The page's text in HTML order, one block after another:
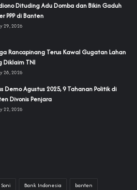
Dituding Adu Domba dan Bikin Gaduh
PPP di Banten
29, 2026
Rancapinang Terus Kawal Gugatan Lahan
Diklaim TNI‎‎
28, 2026
Demo Agustus 2025, 9 Tahanan Politik di
Divonis Penjara
22, 2026
Bank Indonesia banten